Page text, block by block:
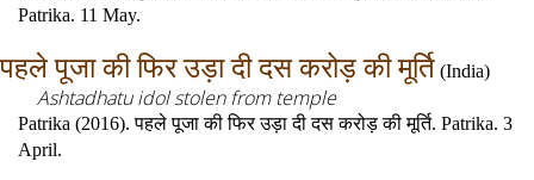
Patrika. 11 May.
पहले पूजा की फिर उड़ा दी दस करोड़ की मूर्ति (India)
Ashtadhatu idol stolen from temple
Patrika (2016). पहले पूजा की फिर उड़ा दी दस करोड़ की मूर्ति. Patrika. 3
April.